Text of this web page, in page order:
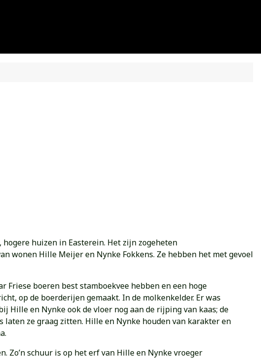
hogere huizen in Easterein. Het zijn zogeheten
wonen Hille Meijer en Nynke Fokkens. Ze hebben het met gevoel
Friese boeren best stamboekvee hebben en een hoge
op de boerderijen gemaakt. In de molkenkelder. Er was
Hille en Nynke ook de vloer nog aan de rijping van kaas; de
ze graag zitten. Hille en Nynke houden van karakter en
Zo’n schuur is op het erf van Hille en Nynke vroeger